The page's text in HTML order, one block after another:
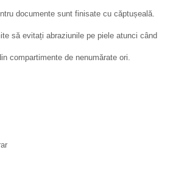
documente sunt finisate cu căptușeală.
să evitați abraziunile pe piele atunci când
compartimente de nenumărate ori.